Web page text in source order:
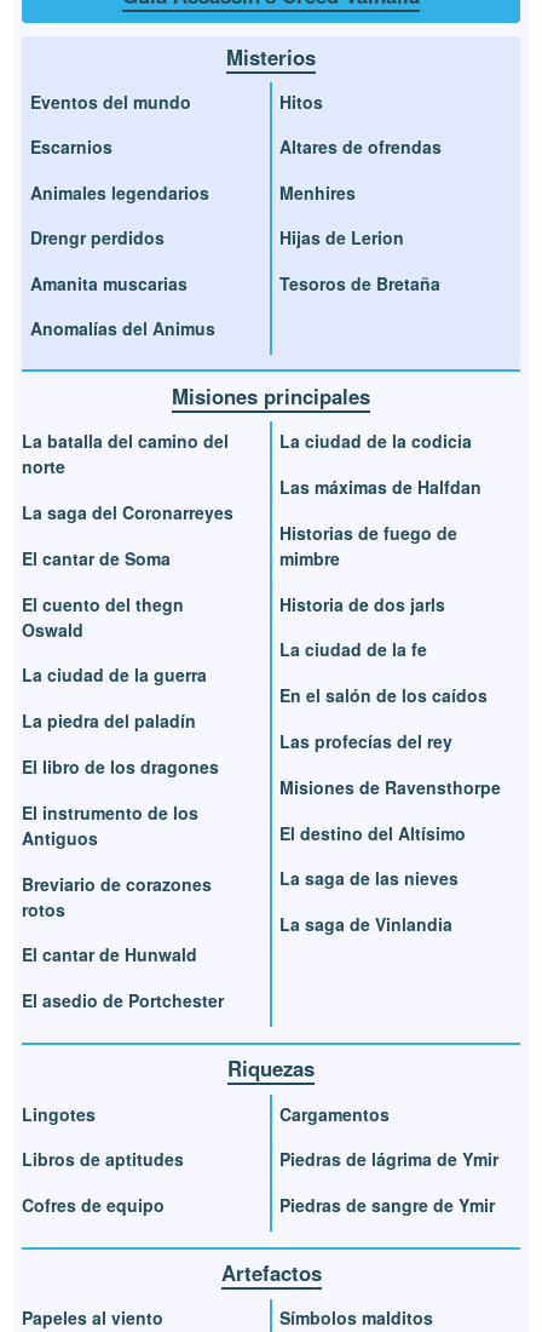
Misterios
Eventos del mundo
Escarnios
Animales legendarios
Drengr perdidos
Amanita muscarias
Anomalías del Animus
Hitos
Altares de ofrendas
Menhires
Hijas de Lerion
Tesoros de Bretaña
Misiones principales
La batalla del camino del
norte
La saga del Coronarreyes
El cantar de Soma
El cuento del thegn
Oswald
La ciudad de la guerra
La piedra del paladín
El libro de los dragones
El instrumento de los
Antiguos
Breviario de corazones
rotos
El cantar de Hunwald
El asedio de Portchester
La ciudad de la codicia
Las máximas de Halfdan
Historias de fuego de
mimbre
Historia de dos jarls
La ciudad de la fe
En el salón de los caídos
Las profecías del rey
Misiones de Ravensthorpe
El destino del Altísimo
La saga de las nieves
La saga de Vinlandia
Riquezas
Lingotes
Libros de aptitudes
Cofres de equipo
Cargamentos
Piedras de lágrima de Ymir
Piedras de sangre de Ymir
Artefactos
Papeles al viento
Símbolos malditos